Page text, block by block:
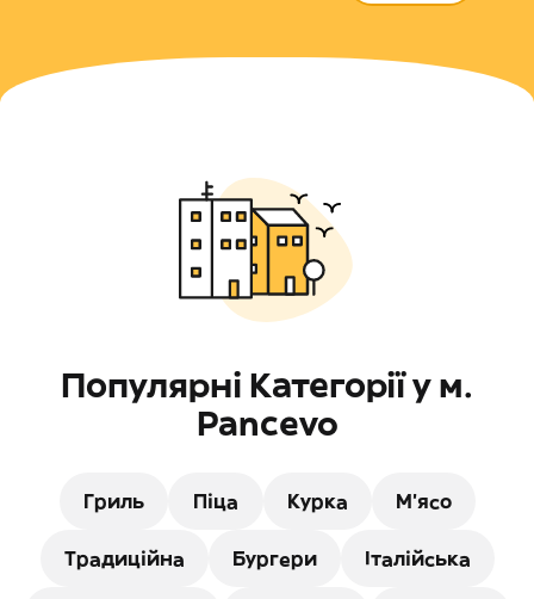
Популярні Категорії у м.
Pancevo
Гриль Піца Курка М'ясо
Традиційна Бургери Італійська